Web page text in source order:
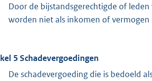
Door de bijstandsgerechtigde of
worden niet als inkomen of
5 Schadevergoedingen
De schadevergoeding die is bedoeld